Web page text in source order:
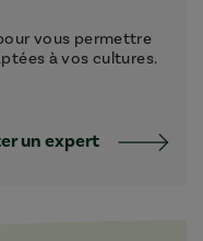
vous permettre
à vos cultures.
un expert